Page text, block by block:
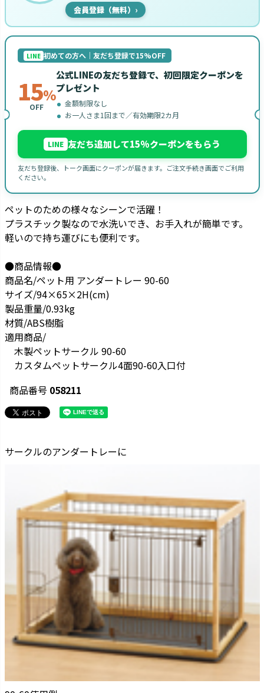
会員登録（無料） ›
LINE 初めての方へ｜友だち登録で15%OFF
15%
OFF
公式LINEの友だち登録で、初回限定クーポンを
プレゼント
金額制限なし
お一人さま1回まで／有効期限2カ月
LINE 友だち追加して15%クーポンをもらう
友だち登録後、トーク画面にクーポンが届きます。ご注文手続き画面でご利用
ください。
ペットのための様々なシーンで活躍！
プラスチック製なので水洗いでき、お手入れが簡単です。
軽いので持ち運びにも便利です。
●商品情報●
商品名/ペット用 アンダートレー 90-60
サイズ/94×65×2H(cm)
製品重量/0.93kg
材質/ABS樹脂
適用商品/
木製ペットサークル 90-60
カスタムペットサークル4面90-60入口付
商品番号 058211
サークルのアンダートレーに